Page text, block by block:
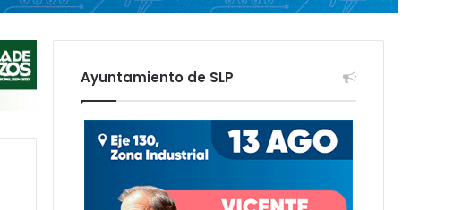
Ayuntamiento de SLP